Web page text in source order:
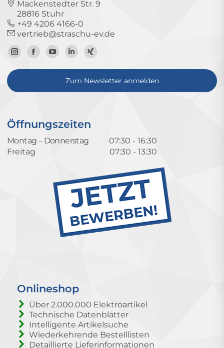
Mackenstedter Str. 9
28816 Stuhr
+49 4206 4166-0
vertrieb@straschu-ev.de
Zum
Instagram-
Zur
Facebook-
Zum
YouTube-
Kanal
Zum
LinkedIn-
Profil
Zum
Xing-
Profil
Zum Newsletter anmelden
Öffnungszeiten
Montag – Donnerstag
07:30 - 16:30
Freitag
07:30 - 13:30
Onlineshop
Über 2.000.000 Elektroartikel
Technische Datenblätter
Intelligente Artikelsuche
Wiederkehrende Bestelllisten
Detaillierte Lieferinformationen